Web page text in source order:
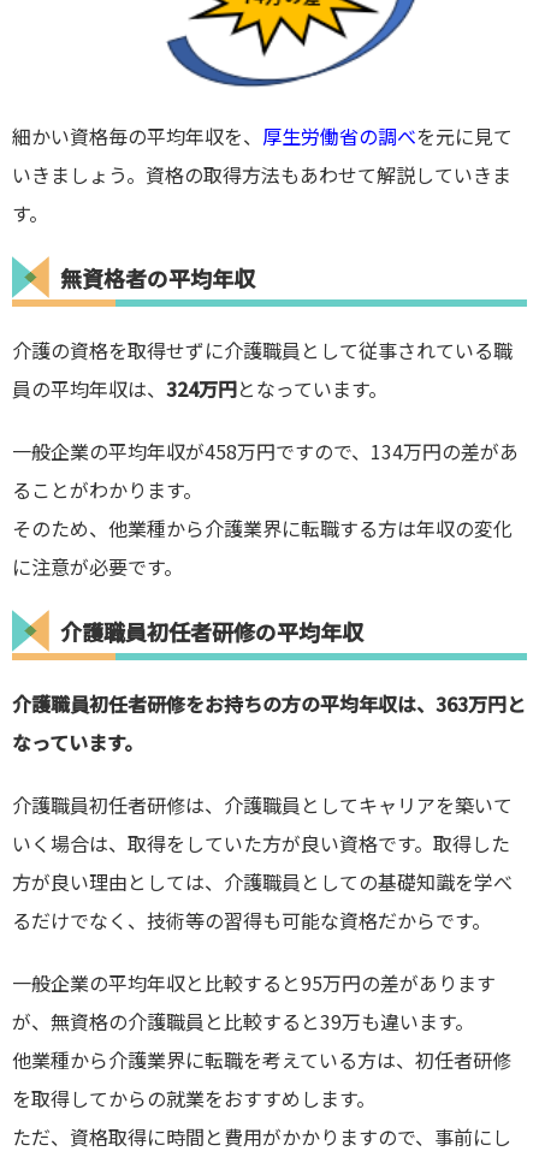
細かい資格毎の平均年収を、 厚生労働省の調べを元に見て
いきましょう。資格の取得方法もあわせて解説していきま
す。
無資格者の平均年収
介護の資格を取得せずに介護職員として従事されている職
員の平均年収は、 324万円となっています。
一般企業の平均年収が458万円ですので、134万円の差があ
ることがわかります。
そのため、他業種から介護業界に転職する方は年収の変化
に注意が必要です。
介護職員初任者研修の平均年収
介護職員初任者研修をお持ちの方の平均年収は、 363万円と
なっています。
介護職員初任者研修は、介護職員としてキャリアを築いて
いく場合は、取得をしていた方が良い資格です。取得した
方が良い理由としては、介護職員としての基礎知識を学べ
るだけでなく、技術等の習得も可能な資格だからです。
一般企業の平均年収と比較すると95万円の差があります
が、無資格の介護職員と比較すると39万も違います。
他業種から介護業界に転職を考えている方は、初任者研修
を取得してからの就業をおすすめします。
ただ、資格取得に時間と費用がかかりますので、事前にし